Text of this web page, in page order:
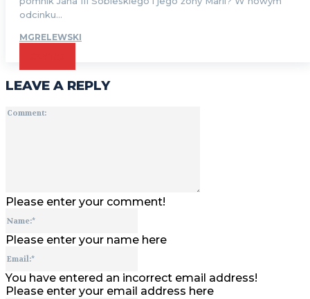
odcinku...
MGRELEWSKI
LEAVE A REPLY
Please enter your comment!
Please enter your name here
You have entered an incorrect email address!
Please enter your email address here